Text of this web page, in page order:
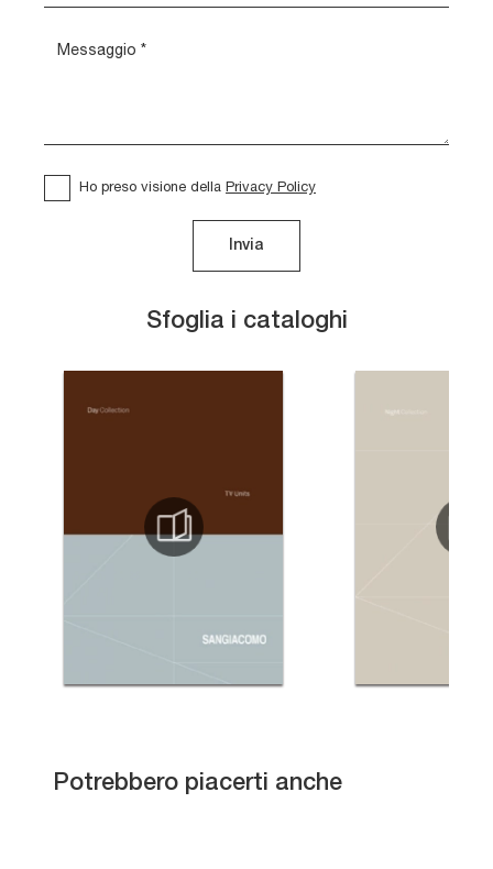
Sfoglia i cataloghi
Ho preso visione della Privacy Policy
Invia
Potrebbero piacerti anche
Gruppo Notte Unique
Bliss Gruppo Notte